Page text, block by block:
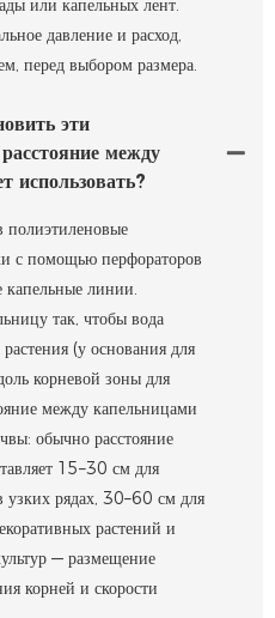
или капельных лент.
давление и расход,
перед выбором размера.
эти
между
использовать?
полиэтиленовые
с помощью перфораторов
капельные линии.
так, чтобы вода
(у основания для
корневой зоны для
между капельницами
обычно расстояние
15–30 см для
рядах, 30–60 см для
растений и
— размещение
корней и скорости